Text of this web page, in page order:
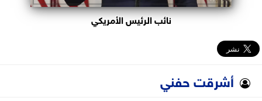
نائب الرئيس الأمريكي
أشرقت حفني